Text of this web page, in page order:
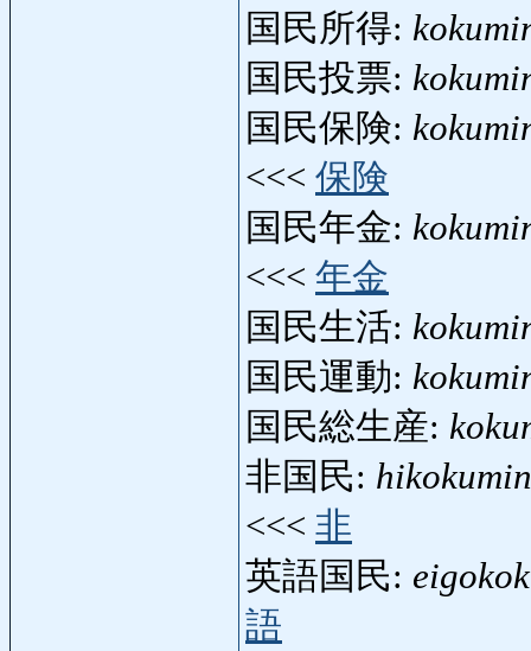
国民所得:
国民投票:
国民保険:
<<< 保険
国民年金:
<<< 年金
国民生活:
国民運動:
国民総生産:
非国民: hikokumin
<<< 非
英語国民:
語